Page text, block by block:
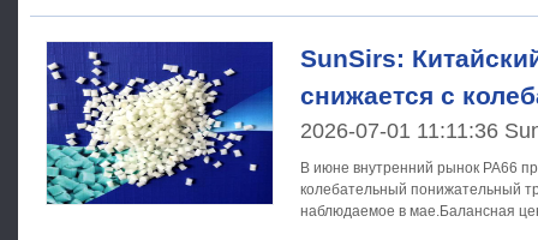
SunSirs:
снижается с
2026-07-01 11:11:36
В июне внутренний рынок PA66
колебательный понижательный
наблюдаемое в мае.Балансная